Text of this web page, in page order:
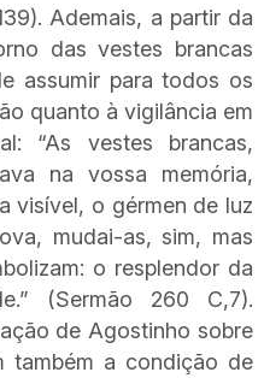
Ademais, a partir da
das vestes brancas
assumir para todos os
quanto à vigilância em
“As vestes brancas,
na vossa memória,
visível, o gérmen de luz
mudai-as, sim, mas
o resplendor da
(Sermão 260 C,7).
de Agostinho sobre
também a condição de